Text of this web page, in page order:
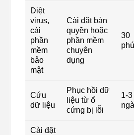
Diệt
virus,
cài
phần
mềm
bảo
mật
Cài đặt bản
quyền hoặc
phần mềm
chuyên
dụng
30
Cứu
dữ liệu
Phục hồi dữ
liệu từ ổ
cứng bị lỗi
1-3
Cài đặt